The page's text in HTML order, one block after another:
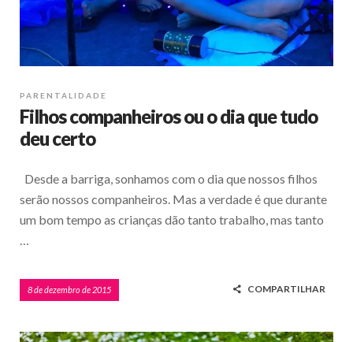
PARENTALIDADE
Filhos companheiros ou o dia que tudo
deu certo
Desde a barriga, sonhamos com o dia que nossos filhos
serão nossos companheiros. Mas a verdade é que durante
um bom tempo as crianças dão tanto trabalho, mas tanto
…
8 de dezembro de 2015 COMPARTILHAR